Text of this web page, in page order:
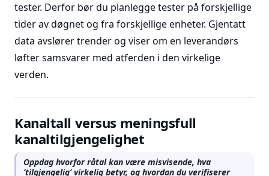
tester. Derfor bør du planlegge tester på forskjellige
tider av døgnet og fra forskjellige enheter. Gjentatt
data avslører trender og viser om en leverandørs
løfter samsvarer med atferden i den virkelige
verden.
Kanaltall versus meningsfull
kanaltilgjengelighet
Oppdag hvorfor råtal kan være misvisende, hva
’tilgjengelig’ virkelig betyr, og hvordan du verifiserer